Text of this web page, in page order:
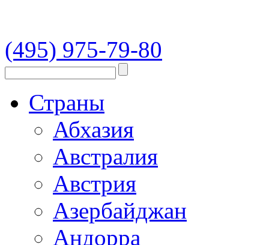
(495) 975-79-80
Страны
Абхазия
Австралия
Австрия
Азербайджан
Андорра